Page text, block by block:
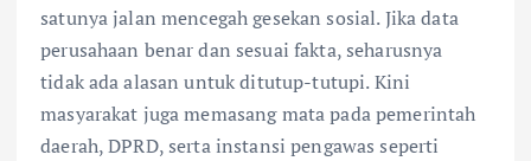
satunya jalan mencegah gesekan sosial. Jika data
perusahaan benar dan sesuai fakta, seharusnya
tidak ada alasan untuk ditutup-tutupi. Kini
masyarakat juga memasang mata pada pemerintah
daerah, DPRD, serta instansi pengawas seperti